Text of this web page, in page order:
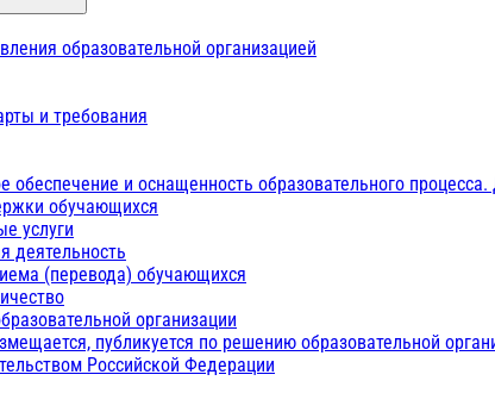
образовательной организацией
и требования
обеспечение и оснащенность образовательного
обучающихся
услуги
деятельность
(перевода) обучающихся
организации
публикуется по решению образовательной
Российской Федерации